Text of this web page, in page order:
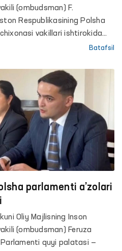
(ombudsman) F.
Respublikasining Polsha
vakillari ishtirokida
mehnat faoliyatini amalgaBatafsil
parlamenti a’zolari
Oliy Majlisning Inson
(ombudsman) Feruza
quyi palatasi —